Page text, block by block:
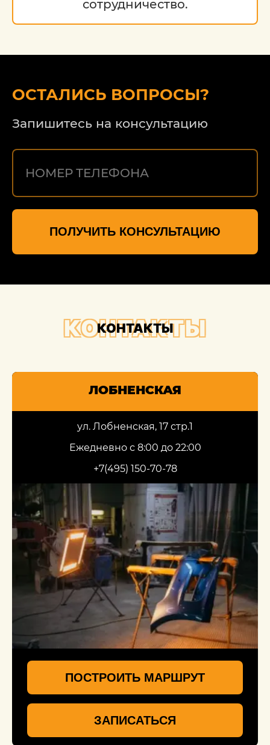
сотрудничество.
ОСТАЛИСЬ ВОПРОСЫ?
Запишитесь на консультацию
ПОЛУЧИТЬ КОНСУЛЬТАЦИЮ
КОНТАКТЫ
КОНТАКТЫ
ЛОБНЕНСКАЯ
ул. Лобненская, 17 стр.1
Ежедневно с 8:00 до 22:00
+7(495) 150-70-78
ПОСТРОИТЬ МАРШРУТ
ЗАПИСАТЬСЯ